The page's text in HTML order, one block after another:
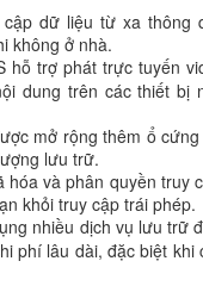
dữ liệu từ xa thông
không ở nhà.
hỗ trợ phát trực tuyến
dung trên các thiết bị
mở rộng thêm ổ
lưu trữ.
hóa và phân quyền truy
khỏi truy cập trái phép.
nhiều dịch vụ lưu trữ
phí lâu dài, đặc biệt khi